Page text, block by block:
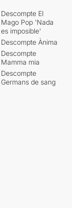
Descompte El
Mago Pop 'Nada
es imposible'
Descompte Ànima
Descompte
Mamma mia
Descompte
Germans de sang